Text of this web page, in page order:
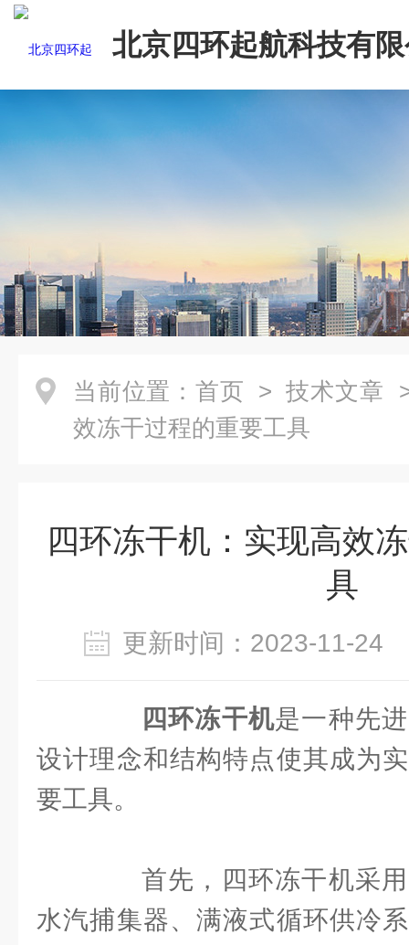
北京四环起航科技有
当前位置： 首页 > 技术文章
效冻干过程的重要工具
四环冻干机：实现高效
具
更新时间：2023-11-
四环冻干机是一种先
设计理念和结构特点使其成为
要工具。
首先，四环冻干机采用
水汽捕集器、满液式循环供冷